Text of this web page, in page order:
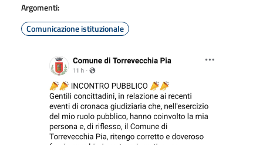
Argomenti:
Comunicazione istituzionale